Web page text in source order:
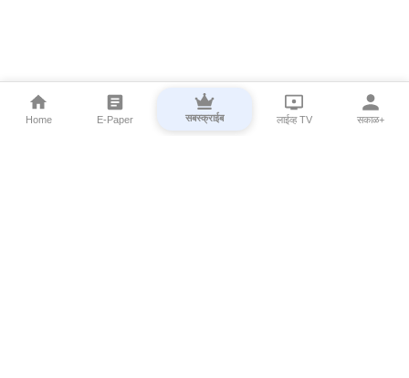
Home E-Paper सबस्क्राईब लाईव्ह TV सकाळ+